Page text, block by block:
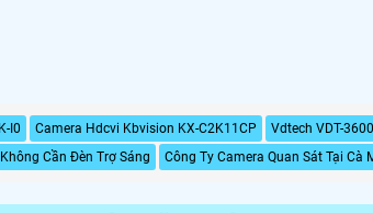
I0 Camera Hdcvi Kbvision KX-C2K11CP Vdtech VDT-
Cần Đèn Trợ Sáng Công Ty Camera Quan Sát Tại Cà